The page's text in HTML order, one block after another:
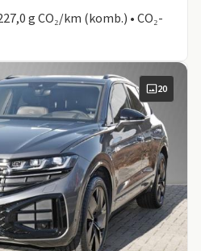
g CO₂/km (komb.) • CO₂-
20